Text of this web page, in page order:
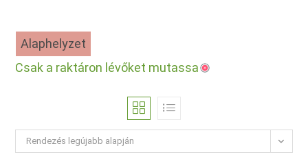
Alaphelyzet
Csak a raktáron lévőket mutassa
Rendezés legújabb alapján